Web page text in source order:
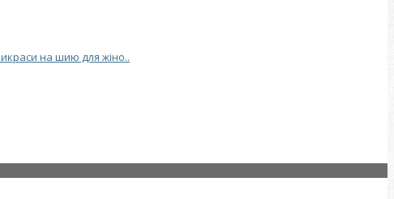
на шию для жіно..